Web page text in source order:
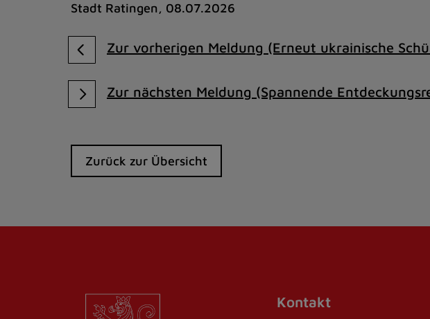
Stadt Ratingen, 08.07.2026
Zur vorherigen Meldung (Erneut ukrainische
Zur nächsten Meldung (Spannende
Zurück zur Übersicht
Kontakt